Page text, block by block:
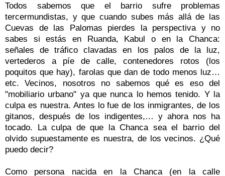
Todos sabemos que el barrio sufre problemas
tercermundistas, y que cuando subes más allá de las
Cuevas de las Palomas pierdes la perspectiva y no
sabes si estás en Ruanda, Kabul o en la Chanca:
señales de tráfico clavadas en los palos de la luz,
vertederos a píe de calle, contenedores rotos (los
poquitos que hay), farolas que dan de todo menos luz…
etc. Vecinos, nosotros no sabemos qué es eso del
"mobiliario urbano" ya que nunca lo hemos tenido. Y la
culpa es nuestra. Antes lo fue de los inmigrantes, de los
gitanos, después de los indigentes,… y ahora nos ha
tocado. La culpa de que la Chanca sea el barrio del
olvido supuestamente es nuestra, de los vecinos. ¿Qué
puedo decir?
Como persona nacida en la Chanca (en la calle